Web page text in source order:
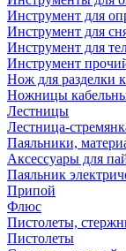
Инструмент для
Инструмент для
Инструмент для
Инструмент
Нож для разделки
Ножницы
Лестницы
Лестница-
Паяльники,
Аксессуары для
Паяльник
Припой
Флюс
Пистолеты,
Пистолеты